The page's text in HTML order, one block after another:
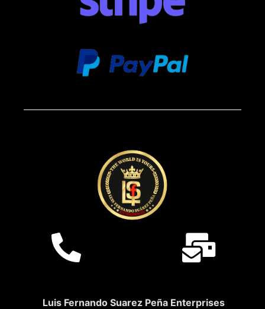
Luis Fernando Suarez Peña Enterprises